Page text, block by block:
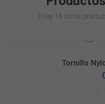
(Hay 16 otros
Tornillo